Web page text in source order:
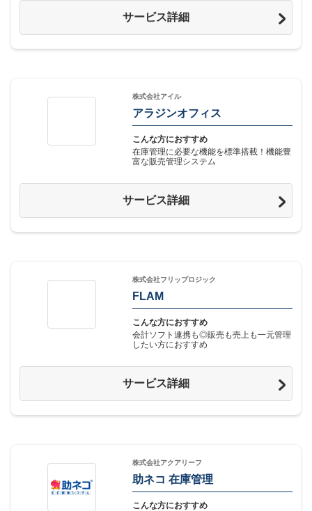
サービス詳細
株式会社アイル
アラジンオフィス
こんな方におすすめ
在庫管理に必要な機能を標準搭載！機能豊
富な販売管理システム
サービス詳細
株式会社フリップロジック
FLAM
こんな方におすすめ
会計ソフト連携も◎販売も売上も一元管理
したい方におすすめ
サービス詳細
株式会社アクアリーフ
助ネコ 在庫管理
こんな方におすすめ